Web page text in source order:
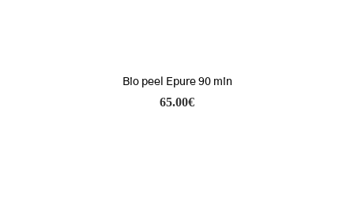
Bio peel Epure 90 min
65.00€